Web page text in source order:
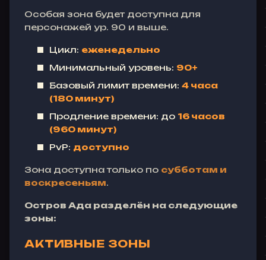
Особая зона будет доступна для
персонажей ур. 90 и выше.
Цикл: еженедельно
Минимальный уровень: 90+
Базовый лимит времени: 4 часа
(180 минут)
Продление времени: до 16 часов
(960 минут)
PvP: доступно
Зона доступна только по субботам и
воскресеньям.
Остров Ада разделён на следующие
зоны:
АКТИВНЫЕ ЗОНЫ